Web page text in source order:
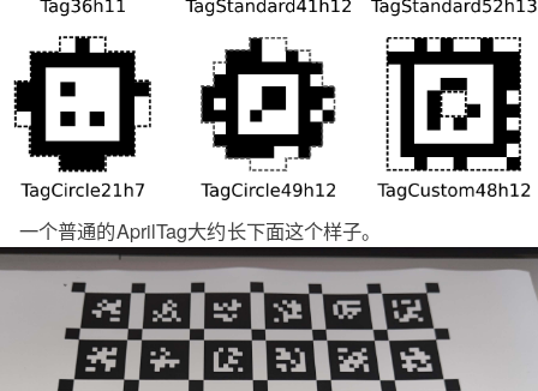
一个普通的AprilTag大约长下面这个样子。